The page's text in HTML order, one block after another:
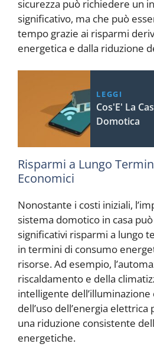
sicurezza può richiedere un
significativo, ma che può
tempo grazie ai risparmi
energetica e dalla riduzione
LEGGI
Cos'E' La
Domotica
Risparmi a Lungo
Economici
Nonostante i costi iniziali,
sistema domotico in casa
significativi risparmi a lungo
in termini di consumo
risorse. Ad esempio,
riscaldamento e della
intelligente dell’illuminazione
dell’uso dell’energia
una riduzione consistente
energetiche.